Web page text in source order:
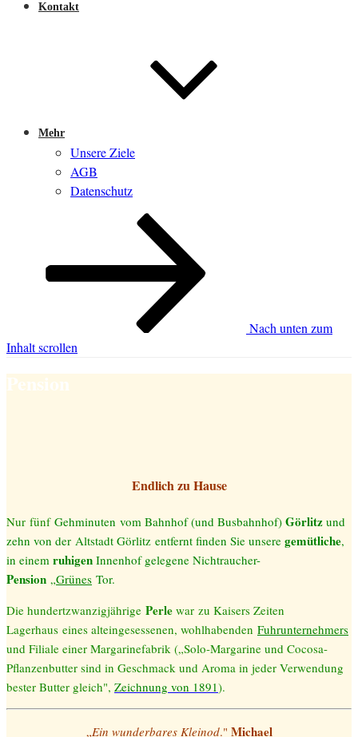
Kontakt
Mehr
Unsere Ziele
AGB
Datenschutz
Nach unten zum
Inhalt scrollen
Pension
Endlich zu Hause
Nur fünf Gehminuten vom Bahnhof (und Busbahnhof) Görlitz und
zehn von der Altstadt Görlitz entfernt finden Sie unsere gemütliche,
in einem ruhigen Innenhof gelegene Nichtraucher-
Pension „Grünes Tor.
Die hundertzwanzigjährige Perle war zu Kaisers Zeiten
Lagerhaus eines alteingesessenen, wohlhabenden Fuhrunternehmers
und Filiale einer Margarinefabrik („Solo-Margarine und Cocosa-
Pflanzenbutter sind in Geschmack und Aroma in jeder Verwendung
bester Butter gleich", Zeichnung von 1891).
„Ein wunderbares Kleinod." Michael